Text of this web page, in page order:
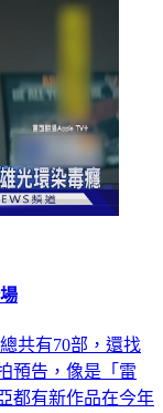
共有70部，還找
預告，像是「雷
都有新作品在今年